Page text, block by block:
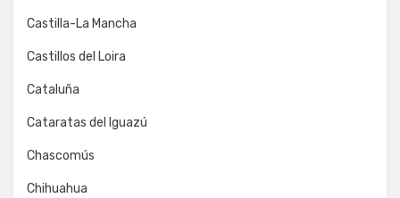
Castilla-La Mancha
Castillos del Loira
Cataluña
Cataratas del Iguazú
Chascomús
Chihuahua